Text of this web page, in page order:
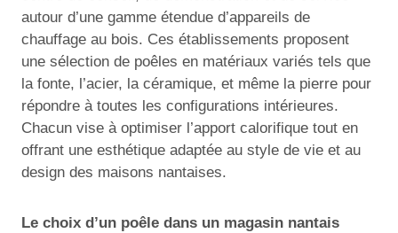
autour d’une gamme étendue d’appareils de
chauffage au bois. Ces établissements proposent
une sélection de poêles en matériaux variés tels que
la fonte, l’acier, la céramique, et même la pierre pour
répondre à toutes les configurations intérieures.
Chacun vise à optimiser l’apport calorifique tout en
offrant une esthétique adaptée au style de vie et au
design des maisons nantaises.
Le choix d’un poêle dans un magasin nantais